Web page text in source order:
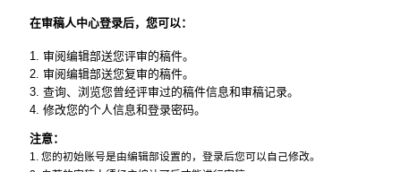
4. 修改您的个人信息和登录密码。